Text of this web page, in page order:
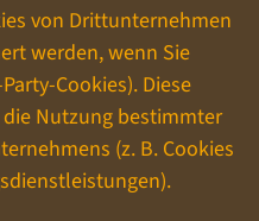
von Drittunternehmen
werden, wenn Sie
Cookies). Diese
Nutzung bestimmter
(z. B. Cookies